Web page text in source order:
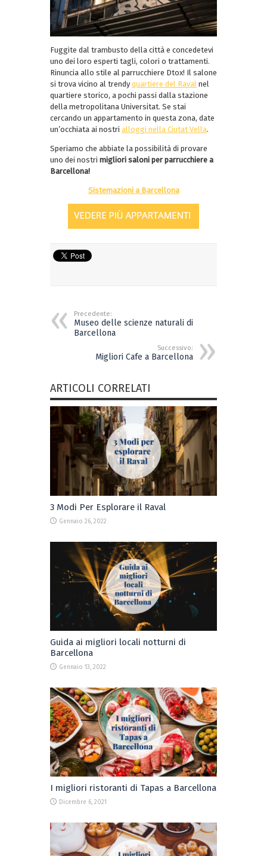
Fuggite dal trambusto della città e concedetevi
uno dei loro esperti tagli, colori o trattamenti.
Rinuncia allo stile al parrucchiere Dtox! Il salone
si trova vicino al trendy quartiere del Raval nel
quartiere storico, a pochi passi dalla stazione
della metropolitana Universitat. Se stai
cercando un appartamento in questa zona, date
un’occhiata ai nostri alloggi nella Ciutat Vella.
Speriamo che abbiate la possibilità di provare
uno dei nostri migliori saloni per parrucchiere a
Barcellona!
Sistemazioni a Barcellona
Precedente:
Museo delle scienze naturali di
Barcellona
Successivo:
Migliori Cafe a Barcellona
ARTICOLI CORRELATI
3 Modi Per Esplorare il Raval
Gennaio 26, 2022
Guida ai migliori locali notturni di
Barcellona
Gennaio 13, 2022
I migliori ristoranti di Tapas a Barcellona
Dicembre 6, 2021